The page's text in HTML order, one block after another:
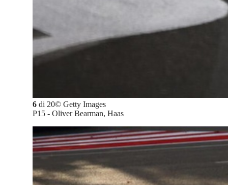
6 di 20© Getty Images
P15 - Oliver Bearman, Haas